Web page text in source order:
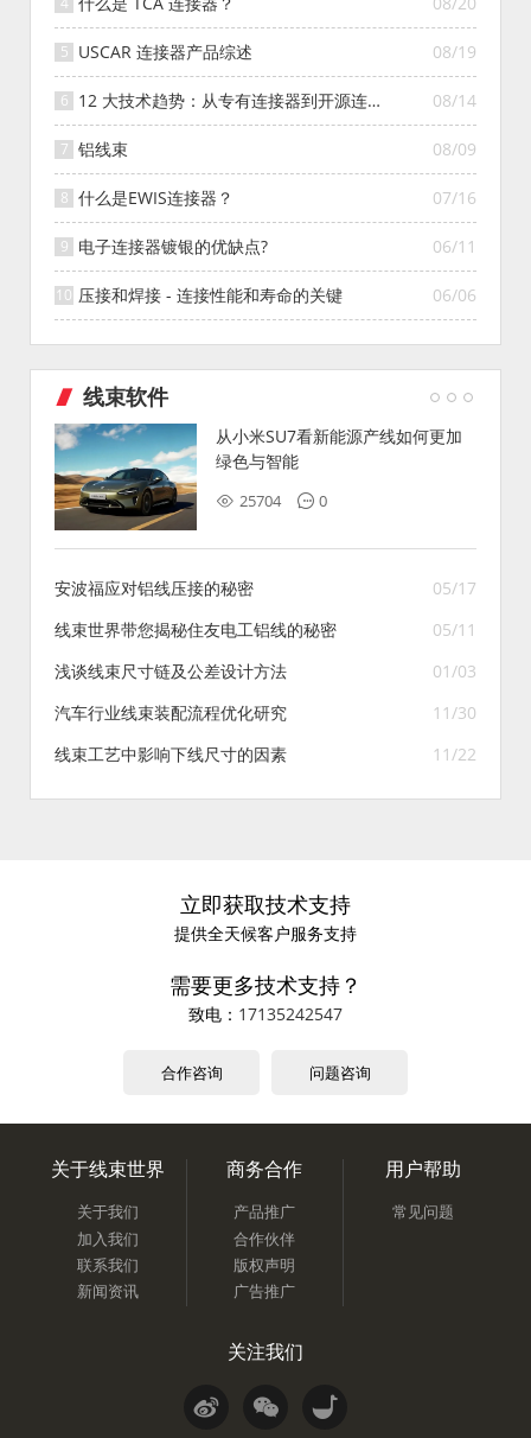
08/19
USCAR 连接器产品综述
08/14
12 大技术趋势：从专有连接器到开源连接
器的演变
08/09
铝线束
07/16
什么是EWIS连接器？
06/11
电子连接器镀银的优缺点?
06/06
压接和焊接 - 连接性能和寿命的关键
线束软件
从小米SU7看新能源产线如何更加
绿色与智能
25704 0
05/17
安波福应对铝线压接的秘密
05/11
线束世界带您揭秘住友电工铝线的秘密
01/03
浅谈线束尺寸链及公差设计方法
11/30
汽车行业线束装配流程优化研究
11/22
线束工艺中影响下线尺寸的因素
立即获取技术支持
提供全天候客户服务支持
需要更多技术支持？
致电： 17135242547
合作咨询 问题咨询
关于线束世界
关于我们
加入我们
联系我们
新闻资讯
商务合作
产品推广
合作伙伴
版权声明
广告推广
用户帮助
常见问题
关注我们